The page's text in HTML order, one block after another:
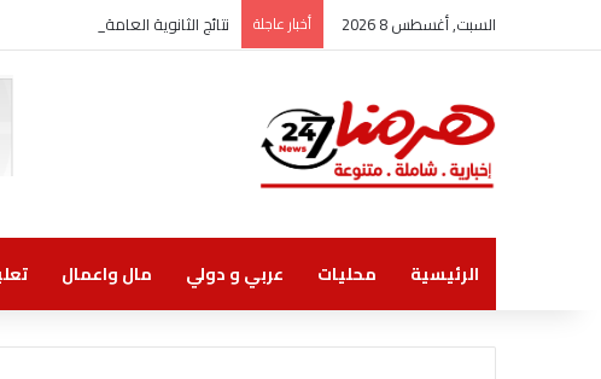
السبت, أغسطس 8 2026 أخبار عاجلة نتائج الثانوية العامة الاثنين
الرئيسية محليات عربي و دولي مال واعمال